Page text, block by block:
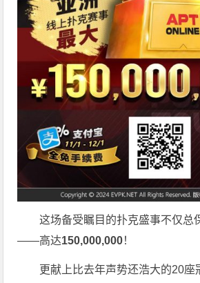
这场备受瞩目的扑克盛事不仅总
——高达150,000,000！
更献上比去年声势还浩大的20座